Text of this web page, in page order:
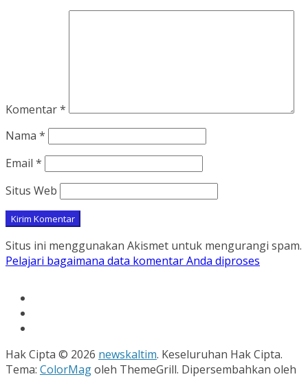
Komentar*
Nama *
Email *
Situs Web
Situs ini menggunakan Akismet untuk mengurangi spam.
Pelajari bagaimana data komentar Anda diproses
Hak Cipta © 2026 newskaltim. Keseluruhan Hak Cipta.
Tema: ColorMagoleh ThemeGrill. Dipersembahkan oleh